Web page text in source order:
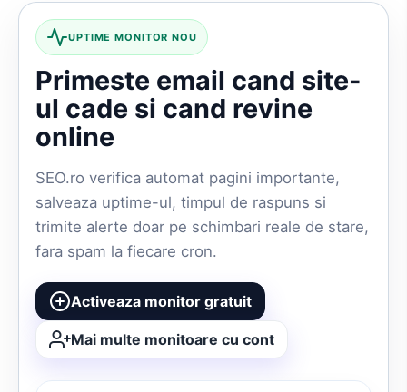
UPTIME MONITOR NOU
Primeste email cand site-
ul cade si cand revine
online
SEO.ro verifica automat pagini importante,
salveaza uptime-ul, timpul de raspuns si
trimite alerte doar pe schimbari reale de stare,
fara spam la fiecare cron.
Activeaza monitor gratuit
Mai multe monitoare cu cont